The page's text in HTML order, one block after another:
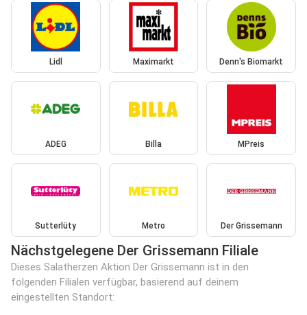
Lidl Maximarkt Denn's Biomarkt
ADEG Billa MPreis
Sutterlüty Metro Der Grissemann
Nächstgelegene Der Grissemann Filiale
Dieses Salatherzen Aktion Der Grissemann ist in den
folgenden Filialen verfügbar, basierend auf deinem
eingestellten Standort: